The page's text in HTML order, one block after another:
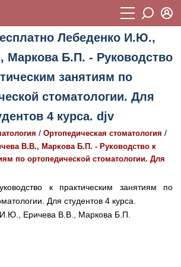
2474
тесты (6)
Вход
Лебеденко И.Ю.,
Маркова Б.П. - Руководство
занятиям по
стоматологии. Для
4 курса. djv
/ Ортопедическая стоматология /
В.В., Маркова Б.П. - Руководство к
по ортопедической стоматологии. Для
к практическим занятиям по
Для студентов 4 курса.
Еричева В.В., Маркова Б.П.